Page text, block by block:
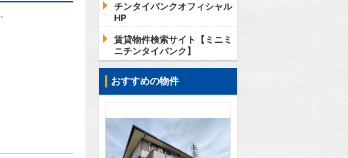
チンタイバンクオフィシャル
HP
賃貸物件検索サイト【ミニミ
ニチンタイバンク】
おすすめの物件